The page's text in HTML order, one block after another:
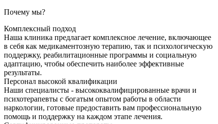
Почему мы?
Комплексный подход
Наша клиника предлагает комплексное лечение, включающее
в себя как медикаментозную терапию, так и психологическую
поддержку, реабилитационные программы и социальную
адаптацию, чтобы обеспечить наиболее эффективные
результаты.
Персонал высокой квалификации
Наши специалисты - высококвалифицированные врачи и
психотерапевты с богатым опытом работы в области
наркологии, готовые предоставить вам профессиональную
помощь и поддержку на каждом этапе лечения.